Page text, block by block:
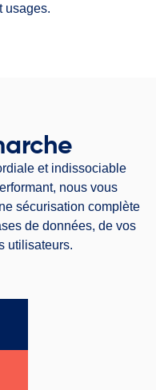
usages.
et indissociable
nous vous
sécurisation complète
de données, de vos
utilisateurs.